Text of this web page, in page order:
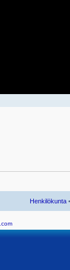
Henkilökunta •